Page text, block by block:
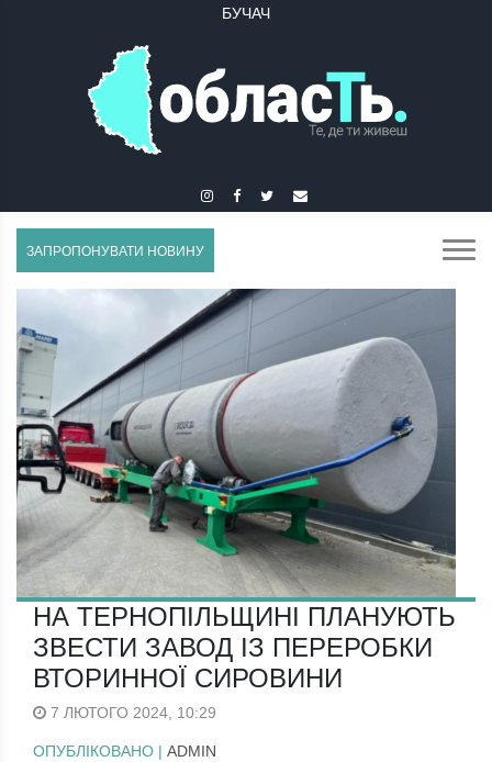
БУЧАЧ
ЗАПРОПОНУВАТИ НОВИНУ
НА ТЕРНОПІЛЬЩИНІ ПЛАНУЮТЬ
ЗВЕСТИ ЗАВОД ІЗ ПЕРЕРОБКИ
ВТОРИННОЇ СИРОВИНИ
7 ЛЮТОГО 2024, 10:29
ОПУБЛІКОВАНО | ADMIN